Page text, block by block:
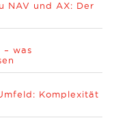
NAV und AX: Der
was
Komplexität